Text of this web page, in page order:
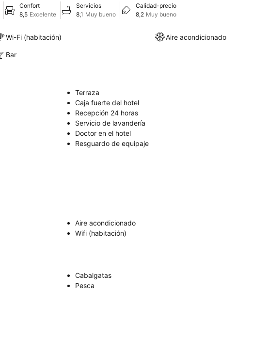
Confort
8,5 Excelente
Servicios
8,1 Muy bueno
Calidad-precio
8,2 Muy bueno
Wi-Fi (habitación) Aire acondicionado
Bar
Terraza
Caja fuerte del hotel
Recepción 24 horas
Servicio de lavandería
Doctor en el hotel
Resguardo de equipaje
Aire acondicionado
Wifi (habitación)
Cabalgatas
Pesca